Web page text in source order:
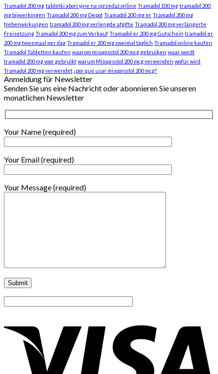
Tramadol 200 mg tabletki aborcyjne na sprzedaż online Tramadol 100 mg tramadol 200
mg bijwerkingen Tramadol 200 mg Depot Tramadol 200 mg er Tramadol 200 mg
Nebenwirkungen tramadol 200 mg verlengde afgifte Tramadol 200 mg verlängerte
Freisetzung Tramadol 200 mg zum Verkauf Tramadol er 200 mg Gutschein tramadol er
200 mg tweemaal per dag Tramadol er 200 mg zweimal täglich Tramadol online kaufen
Tramadol Tabletten kaufen waarom misoprostol 200 mcg gebruiken waar wordt
tramadol 200 mg voor gebruikt warum Misoprostol 200 mcg verwenden wofür wird
Tramadol 200 mg verwendet ¿por qué usar misoprostol 200 mcg?
Anmeldung für Newsletter
Senden Sie uns eine Nachricht oder abonnieren Sie unseren
monatlichen Newsletter
Your Name (required)
Your Email (required)
Your Message (required)